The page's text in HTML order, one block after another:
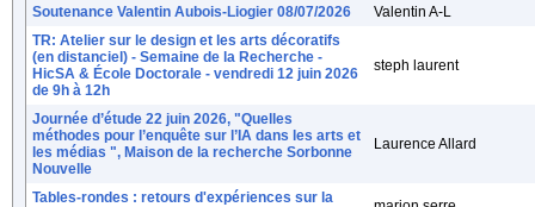
Soutenance Valentin Aubois-Liogier 08/07/2026
Valentin A-L
TR: Atelier sur le design et les arts décoratifs
(en distanciel) - Semaine de la Recherche -
HicSA & École Doctorale - vendredi 12 juin 2026
de 9h à 12h
steph laurent
Journée d’étude 22 juin 2026, "Quelles
méthodes pour l’enquête sur l’IA dans les arts et
les médias ", Maison de la recherche Sorbonne
Nouvelle
Laurence Allard
Tables-rondes : retours d'expériences sur la